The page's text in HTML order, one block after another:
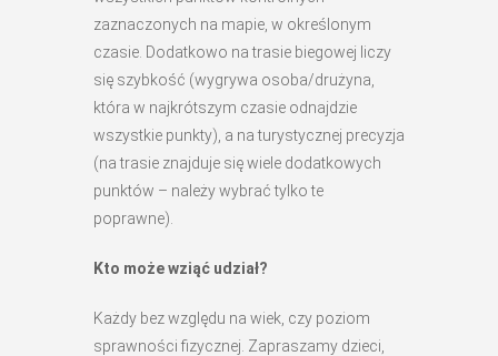
zaznaczonych na mapie, w określonym
czasie. Dodatkowo na trasie biegowej liczy
się szybkość (wygrywa osoba/drużyna,
która w najkrótszym czasie odnajdzie
wszystkie punkty), a na turystycznej precyzja
(na trasie znajduje się wiele dodatkowych
punktów – należy wybrać tylko te
poprawne).
Kto może wziąć udział?
Każdy bez względu na wiek, czy poziom
sprawności fizycznej. Zapraszamy dzieci,